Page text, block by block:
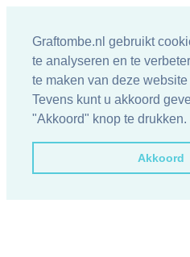
Graftombe.nl gebruikt
te analyseren en te
te maken van deze
Tevens kunt u akkoord
"Akkoord" knop te drukken.
Akkoord